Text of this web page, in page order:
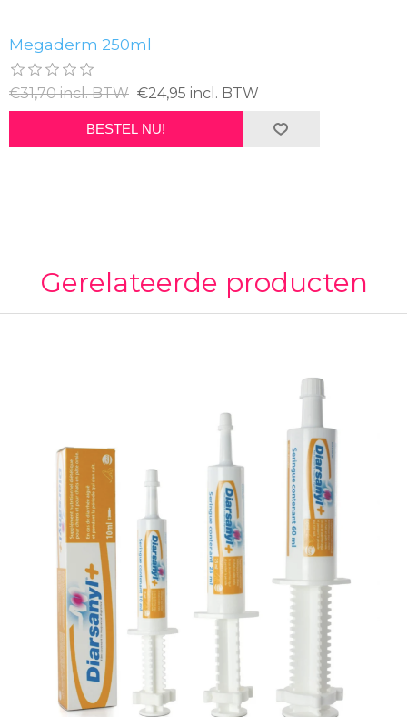
Megaderm 250ml
€31,70 incl. BTW €24,95 incl. BTW
BESTEL NU!
Gerelateerde producten